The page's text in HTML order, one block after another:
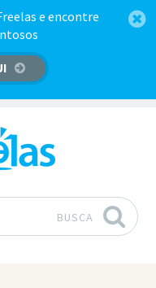
e encontre
BUSCA